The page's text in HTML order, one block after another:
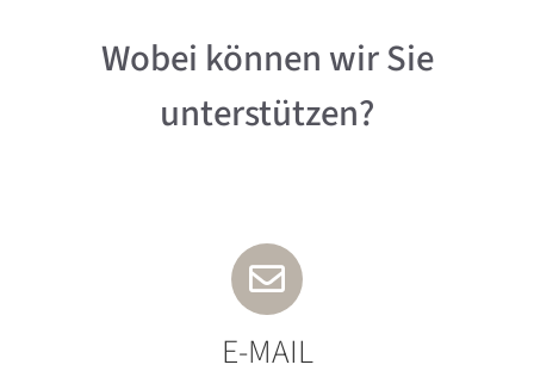
Wobei können wir Sie
unterstützen?
E-MAIL